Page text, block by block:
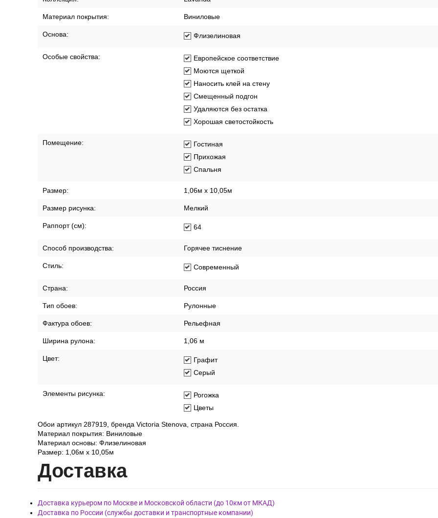
Материал покрытия: Виниловые
Основа: Флизелиновая
Особые свойства:
Европейское соответствие
Моются щеткой
Наносить клей на стену
Смещенный подгон
Удаляются без остатка
Хорошая светостойкость
Помещение:
Гостиная
Прихожая
Спальня
Размер: 1,06м х 10,05м
Размер рисунка: Мелкий
Раппорт (см): 64
Способ производства: Горячее тиснение
Стиль: Современный
Страна: Россия
Тип обоев: Рулонные
Фактура обоев: Рельефная
Ширина рулона: 1,06 м
Цвет:
Графит
Серый
Элементы рисунка:
Рогожка
Цветы
Обои артикул 287919, бренда Victoria Stenova, страна Россия.
Материал покрытия: Виниловые
Материал основы: Флизелиновая
Размер: 1,06м х 10,05м
Доставка
Доставка курьером по Москве и Московской области (до 10км от МКАД)
Доставка по России (службы доставки и транспортные компании)